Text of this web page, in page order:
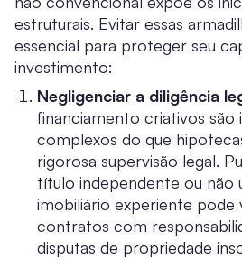
estruturais. Evitar essas
essencial para proteger seu
investimento:
Negligenciar a diligência
financiamento criativos são
complexos do que
rigorosa supervisão legal.
título independente ou não
imobiliário experiente pode
contratos com
disputas de propriedade